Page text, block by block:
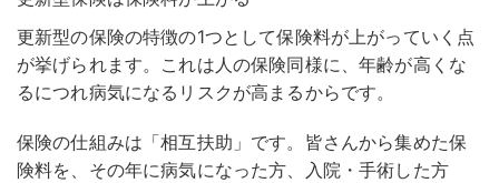
更新型の保険の特徴の1つとして保険料が上がっていく点
が挙げられます。これは人の保険同様に、年齢が高くな
るにつれ病気になるリスクが高まるからです。
保険の仕組みは「相互扶助」です。皆さんから集めた保
険料を、その年に病気になった方、入院・手術した方